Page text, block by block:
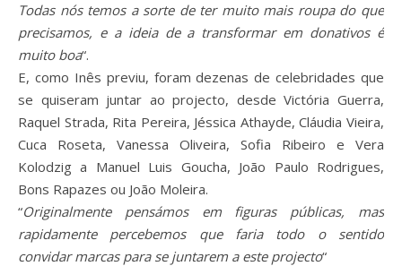
Todas nós temos a sorte de ter muito mais roupa do que
precisamos, e a ideia de a transformar em donativos é
muito boa“.
E, como Inês previu, foram dezenas de celebridades que
se quiseram juntar ao projecto, desde Victória Guerra,
Raquel Strada, Rita Pereira, Jéssica Athayde, Cláudia Vieira,
Cuca Roseta, Vanessa Oliveira, Sofia Ribeiro e Vera
Kolodzig a Manuel Luis Goucha, João Paulo Rodrigues,
Bons Rapazes ou João Moleira.
“Originalmente pensámos em figuras públicas, mas
rapidamente percebemos que faria todo o sentido
convidar marcas para se juntarem a este projecto“